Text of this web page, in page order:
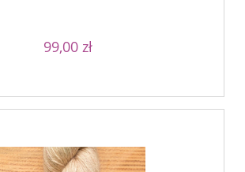
99,00 zł